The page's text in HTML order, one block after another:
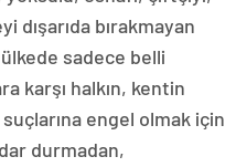
dışarıda bırakmayan
sadece belli
karşı halkın, kentin
engel olmak için
durmadan,